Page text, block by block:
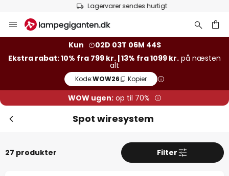
Lagervarer sendes hurtigt
to
Kun
02D 03T 06M 44S
Ekstra rabat: 10% fra 799 kr. | 13% fra 1099 kr. på næsten
alt
Kode:WOW26 Kopier
WOW ugen:op til 70%
Spot wiresystem
27 produkter Filter